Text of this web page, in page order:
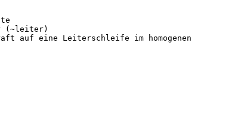
(~leiter)
auf eine Leiterschleife im homogenen